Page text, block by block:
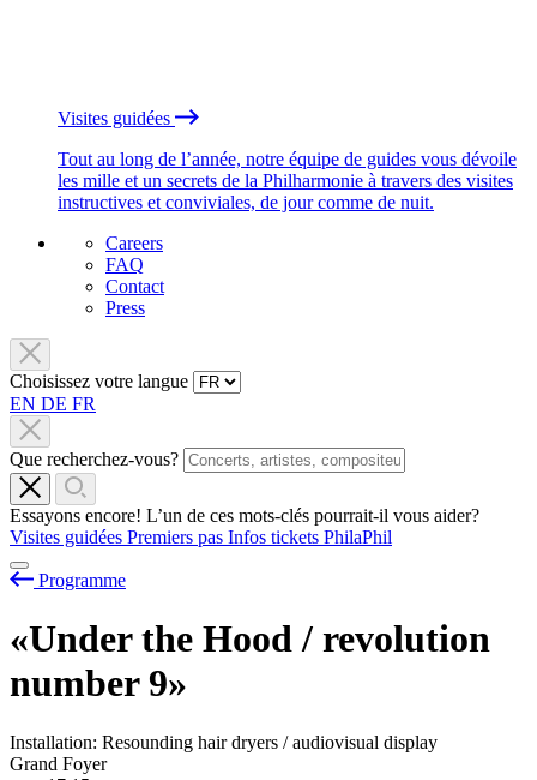
Visites guidées
Tout au long de l’année, notre équipe de guides vous dévoile
les mille et un secrets de la Philharmonie à travers des visites
instructives et conviviales, de jour comme de nuit.
Careers
FAQ
Contact
Press
Choisissez votre langue
EN DE FR
Que recherchez-vous?
Essayons encore! L’un de ces mots-clés pourrait-il vous aider?
Visites guidées Premiers pas Infos tickets PhilaPhil
Programme
«Under the Hood / revolution
number 9»
Installation: Resounding hair dryers / audiovisual display
Grand Foyer